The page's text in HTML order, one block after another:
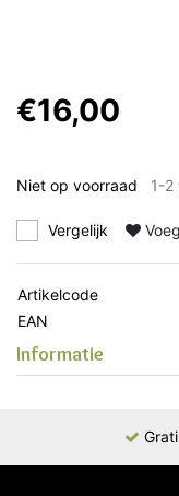
€16,00
Niet op voorraad 1-2
Vergelijk
Artikelcode
EAN
Informatie